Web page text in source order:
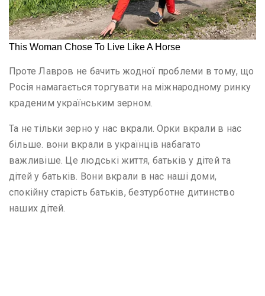
Проте Лавров не бачить жодної проблеми в тому, що
Росія намагається торгувати на міжнародному ринку
краденим українським зерном.
Та не тільки зерно у нас вкрали. Орки вкрали в нас
більше. вони вкрали в українців набагато
важливіше. Це людські життя, батьків у дітей та
дітей у батьків. Вони вкрали в нас наші доми,
спокійну старість батьків, безтурботне дитинство
наших дітей.